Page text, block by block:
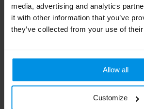
media, advertising and analytics
it with other information that you’ve
they’ve collected from your use of
Allow all
Customize
Gerelateerde